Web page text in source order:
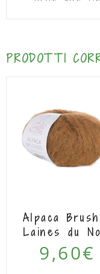
PRODOTTI
Alpaca
Laines du
9,60€